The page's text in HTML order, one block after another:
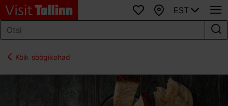
Lemmikud
Kaart
EST
Kõik söögikohad